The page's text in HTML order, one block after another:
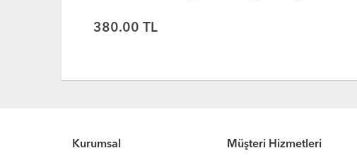
390.00 TL
Kurumsal Müşteri Hizmetleri